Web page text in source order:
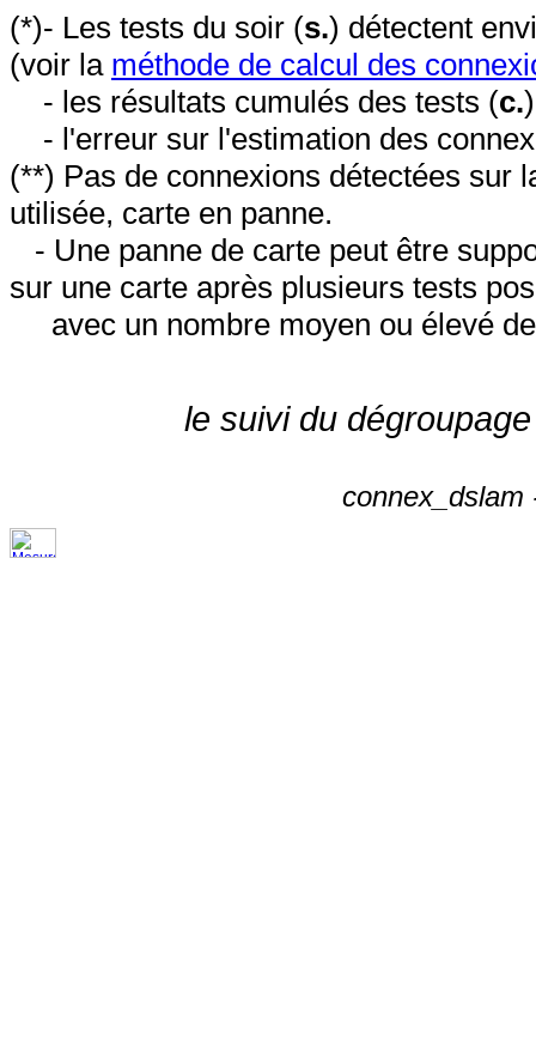
(*)- Les tests du soir (s.) détectent
(voir la méthode de calcul des
- les résultats cumulés des tests (c.
- l'erreur sur l'estimation des
(**) Pas de connexions détectées sur
utilisée, carte en panne.
- Une panne de carte peut être
sur une carte après plusieurs tests
avec un nombre moyen ou élevé
le suivi du
connex_dslam